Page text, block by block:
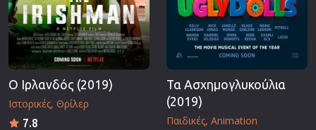
Ο Ιρλανδός (2019)
Ιστορικές Θρίλερ
7.8
Τα Ασχημογλυκούλια
(2019)
Παιδικές Animation